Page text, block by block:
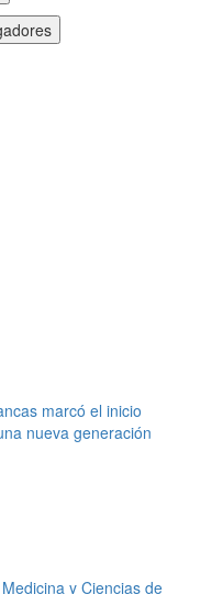
marcó el inicio
nueva generación
y Ciencias de